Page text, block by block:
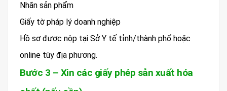
Nhãn sản phẩm
Giấy tờ pháp lý doanh nghiệp
Hồ sơ được nộp tại Sở Y tế tỉnh/thành phố hoặc
online tùy địa phương.
Bước 3 – Xin các giấy phép sản xuất hóa